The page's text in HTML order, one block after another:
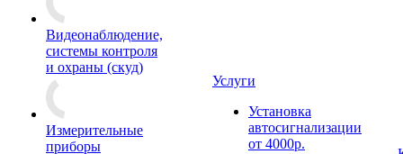
Видеонаблюдение,
системы контроля
и охраны (скуд)
Измерительные
приборы
Услуги
Установка
автосигнализации
от 4000р.